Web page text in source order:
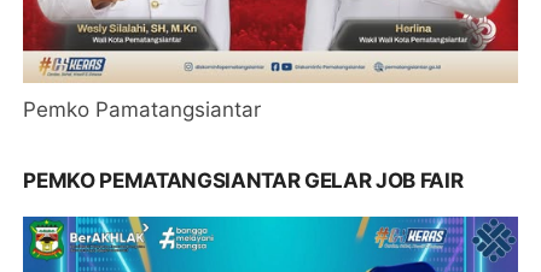
Pemko Pamatangsiantar
PEMKO PEMATANGSIANTAR GELAR JOB FAIR